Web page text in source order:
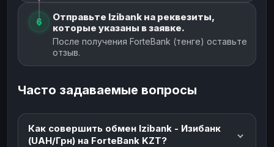
6
Отправьте Izibank на реквезиты,
которые указаны в заявке.
После получения ForteBank (тенге) оставьте
отзыв.
Часто задаваемые вопросы
Как совершить обмен Izibank - Изибанк
(UAH/Грн) на ForteBank KZT?